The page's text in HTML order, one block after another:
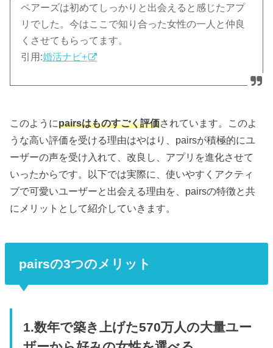
ペアーズは初めてしっかりと出会えると感じたアプ
リでした。今はここで知り合った女性の一人と仲良
くさせてもらってます。
引用:婚活ナビ+
このようにpairsはものすごく評価されています。このよ
うな高い評価を受ける理由はやはり、pairsが積極的にユ
ーザーの声を受け入れて、改良し、アプリを進化させて
いったからです。以下では実際に、使いやすくアクティ
ブで可愛いユーザーと出会える理由を、pairsの特徴と共
にメリットとして紹介していきます。
pairsの3つのメリット
1.数年で築き上げた570万人の大量ユー